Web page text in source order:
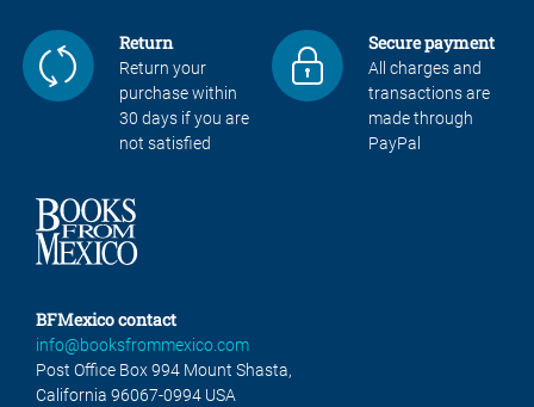
Return
Return your
purchase within
30 days if you are
not satisfied
Secure payment
All charges and
transactions are
made through
PayPal
BFMexico contact
info@booksfrommexico.com
Post Office Box 994 Mount Shasta,
California 96067-0994 USA